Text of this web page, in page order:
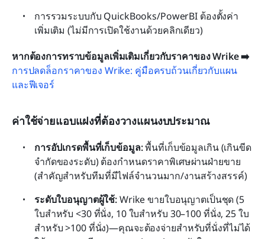
การรวมระบบกับ QuickBooks/PowerBI ต้องตั้งค่า
เพิ่มเติม (ไม่มีการเปิดใช้งานด้วยคลิกเดียว)
การปลดล็อกราคาของ Wrike: คู่มือครบถ้วนเกี่ยวกับแผน
และฟีเจอร์
ค่าใช้จ่ายแอบแฝงที่ต้องวางแผนงบประมาณ
การอัปเกรดพื้นที่เก็บข้อมูล: พื้นที่เก็บข้อมูลเกิน (เกินขีด
จำกัดของระดับ) ต้องกำหนดราคาพิเศษผ่านฝ่ายขาย
(สำคัญสำหรับทีมที่มีไฟล์จำนวนมาก/งานสร้างสรรค์)
ระดับใบอนุญาตผู้ใช้: Wrike ขายใบอนุญาตเป็นชุด (5
ใบสำหรับ <30 ที่นั่ง, 10 ใบสำหรับ 30–100 ที่นั่ง, 25 ใบ
สำหรับ >100 ที่นั่ง)—คุณจะต้องจ่ายสำหรับที่นั่งที่ไม่ได้